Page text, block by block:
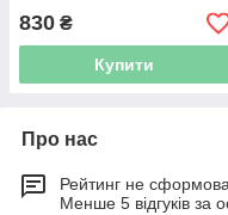
830 ₴
Купити
Про нас
Рейтинг не
Менше 5 відгуків за